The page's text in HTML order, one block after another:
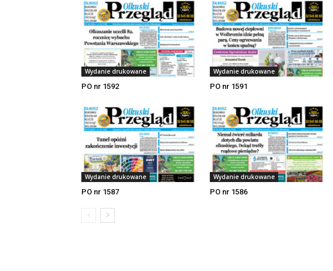
Wydanie drukowane
PO nr 1592
Wydanie drukowane
PO nr 1591
Wydanie drukowane
PO nr 1587
Wydanie drukowane
PO nr 1586